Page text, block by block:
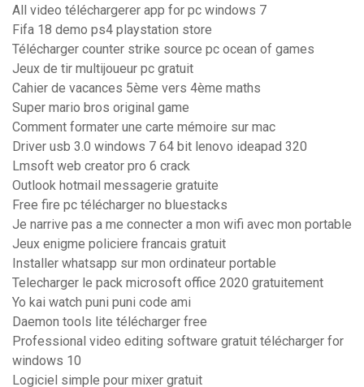
All video téléchargerer app for pc windows 7
Fifa 18 demo ps4 playstation store
Télécharger counter strike source pc ocean of games
Jeux de tir multijoueur pc gratuit
Cahier de vacances 5ème vers 4ème maths
Super mario bros original game
Comment formater une carte mémoire sur mac
Driver usb 3.0 windows 7 64 bit lenovo ideapad 320
Lmsoft web creator pro 6 crack
Outlook hotmail messagerie gratuite
Free fire pc télécharger no bluestacks
Je narrive pas a me connecter a mon wifi avec mon portable
Jeux enigme policiere francais gratuit
Installer whatsapp sur mon ordinateur portable
Telecharger le pack microsoft office 2020 gratuitement
Yo kai watch puni puni code ami
Daemon tools lite télécharger free
Professional video editing software gratuit télécharger for
windows 10
Logiciel simple pour mixer gratuit